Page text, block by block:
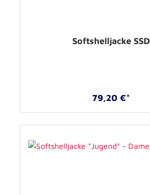
Softshelljacke SSD
79,20 €*